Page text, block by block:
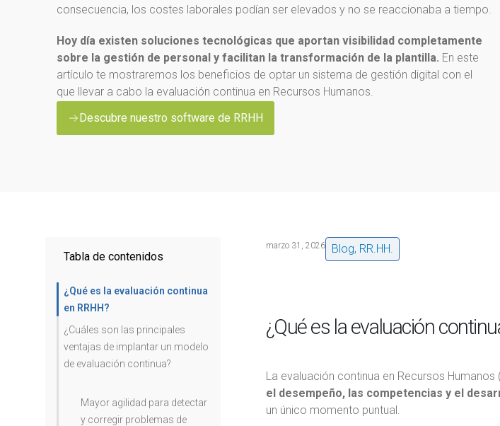
consecuencia, los costes laborales podían ser elevados y no se reaccionaba a tiempo.
Hoy día existen soluciones tecnológicas que aportan visibilidad completamente
sobre la gestión de personal y facilitan la transformación de la plantilla. En este
artículo te mostraremos los beneficios de optar un sistema de gestión digital con el
que llevar a cabo la evaluación continua en Recursos Humanos.
Descubre nuestro software de RRHH
Tabla de contenidos
¿Qué es la evaluación continua
en RRHH?
¿Cuáles son las principales
ventajas de implantar un modelo
de evaluación continua?
Mayor agilidad para detectar
y corregir problemas de
marzo 31, 2026 Blog, RR.HH.
¿Qué es la evaluación
La evaluación continua en Recursos Humanos
el desempeño, las competencias y el
un único momento puntual.